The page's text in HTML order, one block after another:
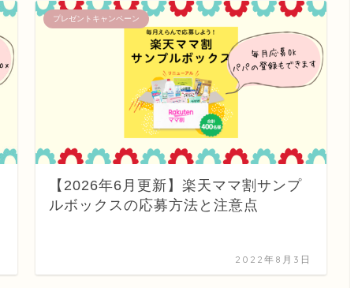
プレゼントキャンペーン
【2026年6月更新】楽天ママ割サンプ
ルボックスの応募方法と注意点
2022年8月3日